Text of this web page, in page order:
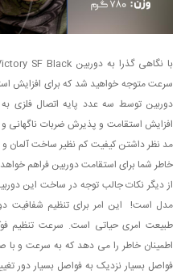
سرعت متوجه خواهید شد که برای افزایش
دوربین توسط سه عدد پایه اتصال فلزی
افزایش استقامت و پذیرش ضربات ناگهانی
مد نظر داشتن کیفیت کم نظیر ساخت آلمان و
خاطر شما برای استقامت دوربین فراهم
از دیگر نکات جالب توجه در ساخت این
مدل است! این امر برای تنظیم شفافیت
طبیعت امری حیاتی است. سرعت تنظیم
اطمینان خاطر را می دهد که به سرعت و با
فواصل بسیار نزدیک به فواصل بسیار دور